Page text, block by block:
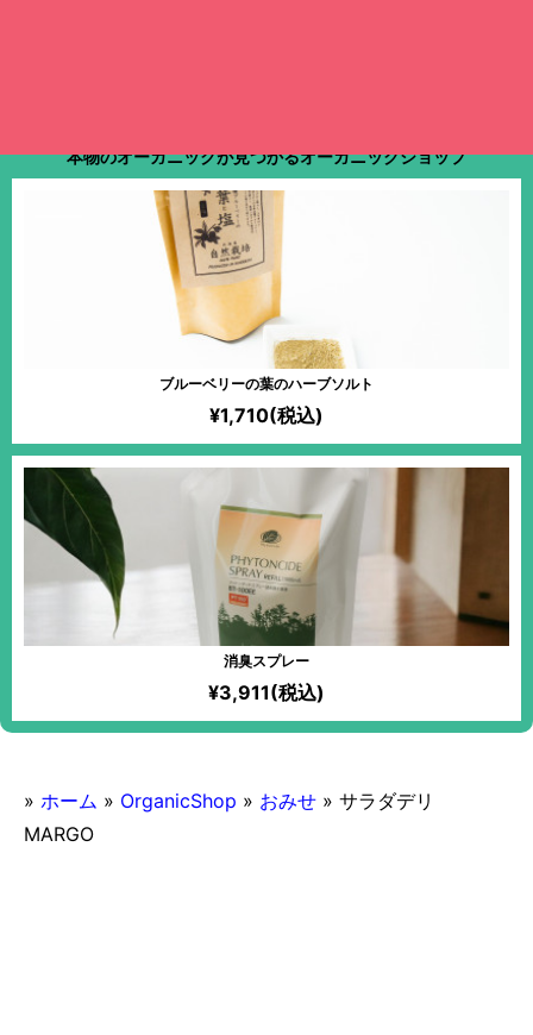
本物のオーガニックが見つかるオーガニックショップ
ブルーベリーの葉のハーブソルト
¥1,710(税込)
消臭スプレー
¥3,911(税込)
» ホーム » OrganicShop » おみせ » サラダデリ
MARGO